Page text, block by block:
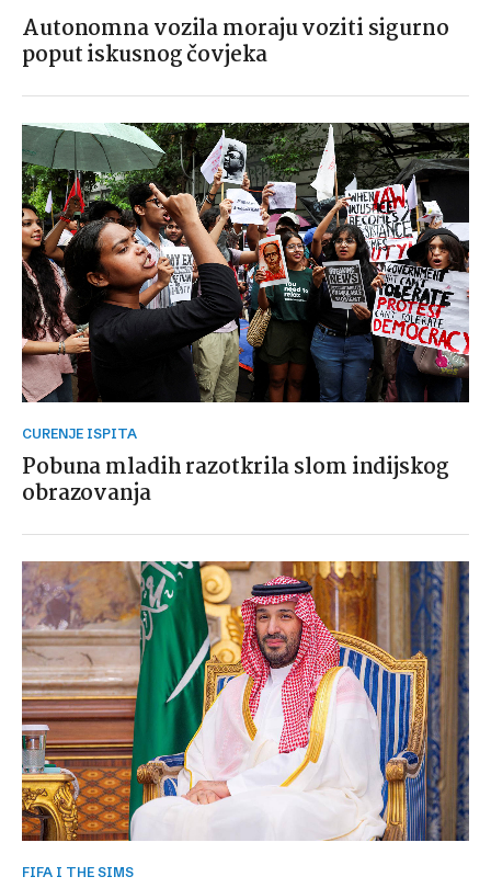
Autonomna vozila moraju voziti sigurno
poput iskusnog čovjeka
CURENJE ISPITA
Pobuna mladih razotkrila slom indijskog
obrazovanja
FIFA I THE SIMS